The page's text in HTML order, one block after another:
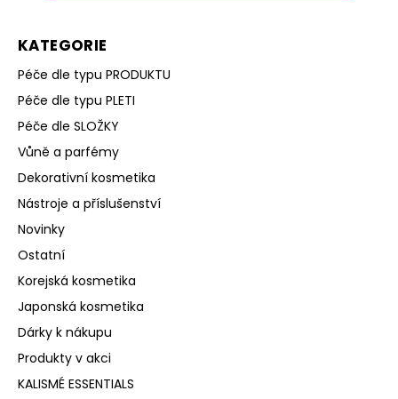
KATEGORIE
Péče dle typu PRODUKTU
Péče dle typu PLETI
Péče dle SLOŽKY
Vůně a parfémy
Dekorativní kosmetika
Nástroje a příslušenství
Novinky
Ostatní
Korejská kosmetika
Japonská kosmetika
Dárky k nákupu
Produkty v akci
KALISMÉ ESSENTIALS